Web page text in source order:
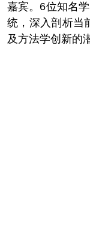
嘉宾。 6位知名
统，深入剖析当
及方法学创新的